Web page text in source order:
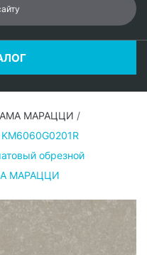
МАРАЦЦИ /
KM6060G0201R
обрезной
МАРАЦЦИ